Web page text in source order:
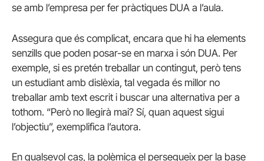
se amb l’empresa per fer pràctiques DUA a l’aula.
Assegura que és complicat, encara que hi ha elements
senzills que poden posar-se en marxa i són DUA. Per
exemple, si es pretén treballar un contingut, però tens
un estudiant amb dislèxia, tal vegada és millor no
treballar amb text escrit i buscar una alternativa per a
tothom. “Però no llegirà mai? Sí, quan aquest sigui
l’objectiu”, exemplifica l’autora.
En qualsevol cas, la polèmica el persegueix per la base